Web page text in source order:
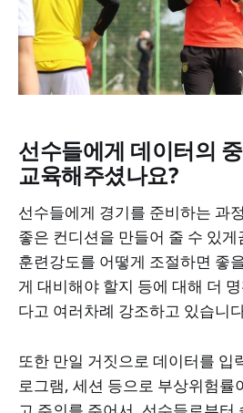
선수들에게 데이터의
교육해주셨나요?
선수들에게 경기를 준비하는 과
좋은 컨디션을 만들어 줄 수 있
훈련강도를 어떻게 조절하면 좋
게 대비해야 할지 등에 대해 더
다고 여러차례 강조하고 있습니
또한 만일 거짓으로 데이터를 입
로그램, 세션 등으로 부상위험률